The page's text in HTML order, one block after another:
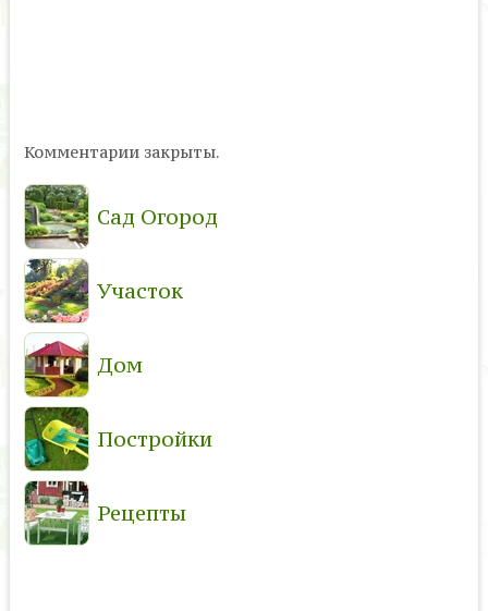
Комментарии закрыты.
Сад Огород
Участок
Дом
Постройки
Рецепты